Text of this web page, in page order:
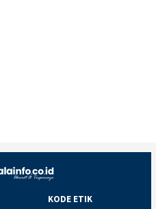
KODE ETIK